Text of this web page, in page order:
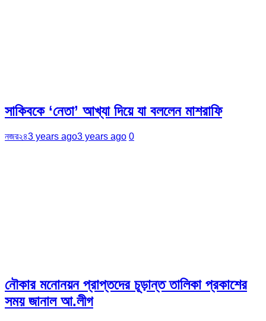
সাকিবকে ‘নেতা’ আখ্যা দিয়ে যা বললেন মাশরাফি
নজর২৪3 years ago3 years ago 0
নৌকার মনোনয়ন প্রাপ্তদের চূড়ান্ত তালিকা প্রকাশের
সময় জানাল আ.লীগ